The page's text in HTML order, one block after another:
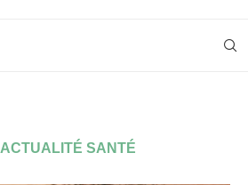
ACTUALITÉ SANTÉ